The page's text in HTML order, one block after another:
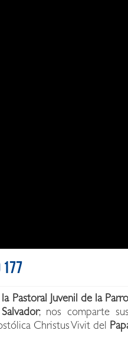
Pastoral Juvenil de la
; nos comparte
Christus Vivit del